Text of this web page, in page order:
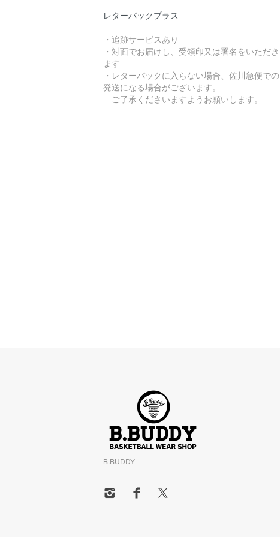
レターパックプラス
・追跡サービスあり
・対面でお届けし、受領印又は署名をいただき
ます
・レターパックに入らない場合、佐川急便での
発送になる場合がございます。
ご了承くださいますようお願いします。
B.BUDDY